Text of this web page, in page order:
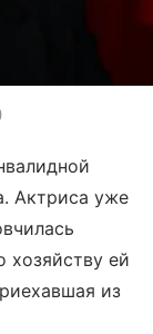
Актриса уже
хозяйству ей
из